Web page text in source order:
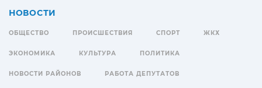
НОВОСТИ
ОБЩЕСТВО ПРОИСШЕСТВИЯ СПОРТ ЖКХ
ЭКОНОМИКА КУЛЬТУРА ПОЛИТИКА
НОВОСТИ РАЙОНОВ РАБОТА ДЕПУТАТОВ